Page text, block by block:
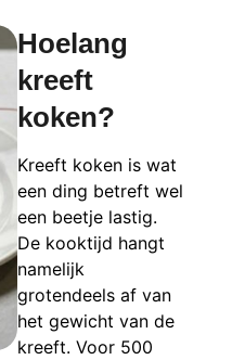
Hoelang
kreeft
koken?
Kreeft koken is wat
een ding betreft wel
een beetje lastig.
De kooktijd hangt
namelijk
grotendeels af van
het gewicht van de
kreeft. Voor 500